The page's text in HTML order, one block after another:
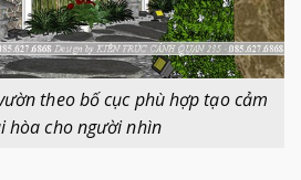
theo bố cục phù hợp tạo cảm
hòa cho người nhìn